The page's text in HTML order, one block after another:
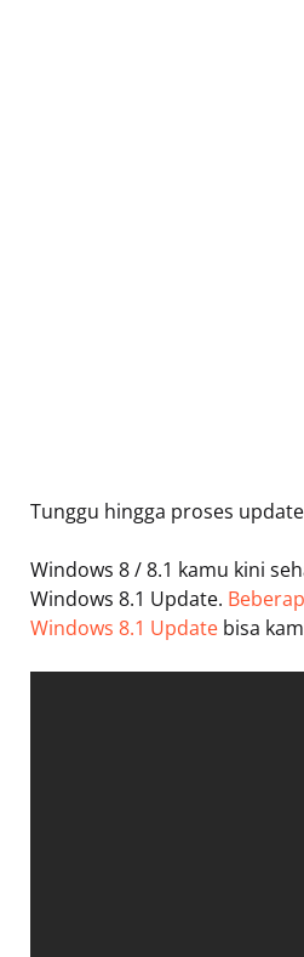
Tunggu hingga proses
Windows 8 / 8.1 kamu kini
Windows 8.1 Update.
Windows 8.1 Update bisa